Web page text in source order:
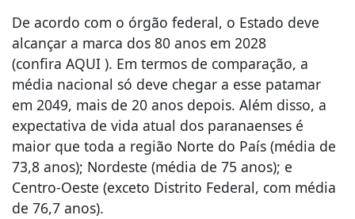
De acordo com o órgão federal, o Estado deve
alcançar a marca dos 80 anos em 2028
(confira AQUI ). Em termos de comparação, a
média nacional só deve chegar a esse patamar
em 2049, mais de 20 anos depois. Além disso, a
expectativa de vida atual dos paranaenses é
maior que toda a região Norte do País (média de
73,8 anos); Nordeste (média de 75 anos); e
Centro-Oeste (exceto Distrito Federal, com média
de 76,7 anos).